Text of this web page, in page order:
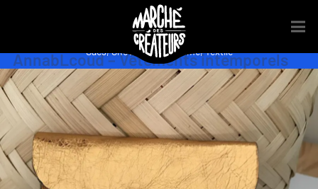
AnnabLcoud – Vêtements intemporels
Couture,Mode,
Sacs,Showroom,Stylisme,Textile